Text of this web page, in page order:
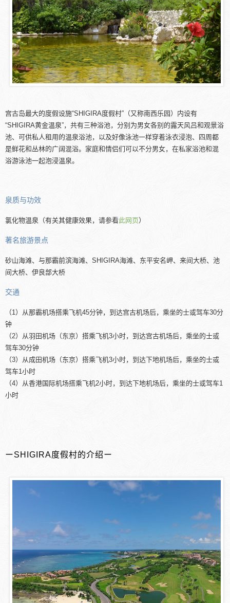
宫古岛最大的度假设施“SHIGIRA度假村”（又称南西乐园）内设有
“SHIGIRA黄金温泉”，共有三种浴池，分别为男女各别的露天风吕和观景浴
池、可供私人租用的温泉浴池，以及好像泳池一样穿着泳衣浸泡、四周都
是鲜花和丛林的广阔混浴。家庭和情侣们可以不分男女，在私家浴池和混
浴游泳池一起泡浸温泉。
泉质与功效
氯化物温泉（有关其健康效果，请参看此网页）
著名旅游景点
砂山海滩、与那霸前滨海滩、SHIGIRA海滩、东平安名岬、来间大桥、池
间大桥、伊良部大桥
交通
（1）从那霸机场搭乘飞机45分钟，到达宫古机场后，乘坐的士或驾车30分
钟
（2）从羽田机场（东京）搭乘飞机3小时，到达宫古机场后，乘坐的士或
驾车30分钟
（3）从成田机场（东京）搭乘飞机3小时，到达下地机场后，乘坐的士或
驾车1小时
（4）从香港国际机场搭乘飞机2小时，到达下地机场后，乘坐的士或驾车1
小时
ーSHIGIRA度假村的介绍ー